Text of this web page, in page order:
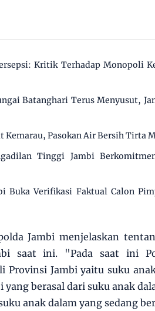
Kritik Terhadap Monopoli
Batanghari Terus Menyusut,
Kemarau, Pasokan Air Bersih Tirta
Tinggi Jambi
Buka Verifikasi Faktual Calon
Jambi menjelaskan
saat ini. "Pada saat ini
Provinsi Jambi yaitu suku
yang berasal dari suku anak
anak dalam yang sedang